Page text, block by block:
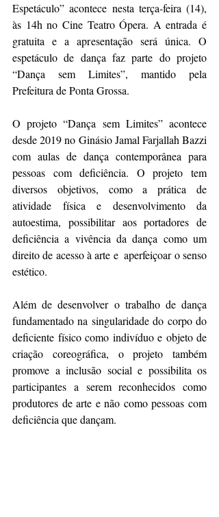
Espetáculo” acontece nesta terça-feira (14),
às 14h no Cine Teatro Ópera. A entrada é
gratuita e a apresentação será única. O
espetáculo de dança faz parte do projeto
“Dança sem Limites”, mantido pela
Prefeitura de Ponta Grossa.
O projeto “Dança sem Limites” acontece
desde 2019 no Ginásio Jamal Farjallah Bazzi
com aulas de dança contemporânea para
pessoas com deficiência. O projeto tem
diversos objetivos, como a prática de
atividade física e desenvolvimento da
autoestima, possibilitar aos portadores de
deficiência a vivência da dança como um
direito de acesso à arte e  aperfeiçoar o senso
estético.
Além de desenvolver o trabalho de dança
fundamentado na singularidade do corpo do
deficiente físico como indivíduo e objeto de
criação coreográfica, o projeto também
promove a inclusão social e possibilita os
participantes a serem reconhecidos como
produtores de arte e não como pessoas com
deficiência que dançam.